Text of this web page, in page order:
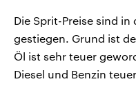
Die Sprit-Preise sind
gestiegen. Grund ist
Öl ist sehr teuer
Diesel und Benzin teuer.